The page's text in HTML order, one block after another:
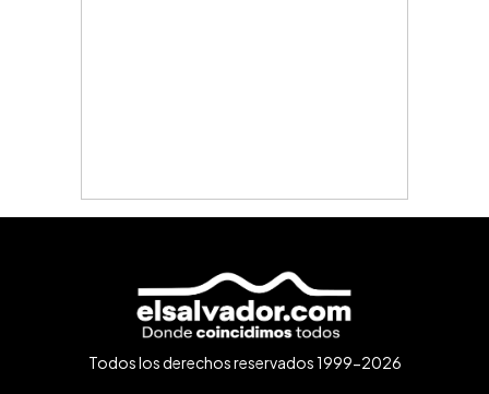
Todos los derechos reservados 1999-2026